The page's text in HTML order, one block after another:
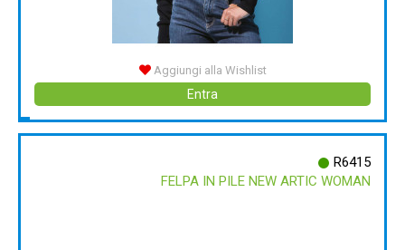
Aggiungi alla Wishlist
Entra
R6415
FELPA IN PILE NEW ARTIC WOMAN